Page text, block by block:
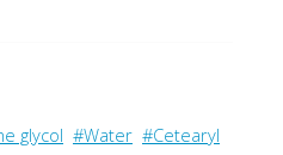
glycol #Water #Cetearyl